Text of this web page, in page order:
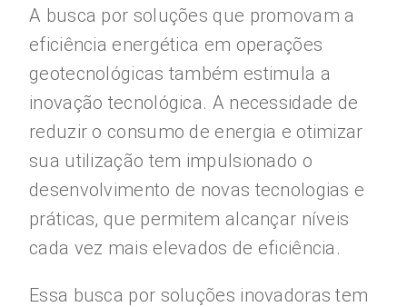
A busca por soluções que promovam a
eficiência energética em operações
geotecnológicas também estimula a
inovação tecnológica. A necessidade de
reduzir o consumo de energia e otimizar
sua utilização tem impulsionado o
desenvolvimento de novas tecnologias e
práticas, que permitem alcançar níveis
cada vez mais elevados de eficiência.
Essa busca por soluções inovadoras tem